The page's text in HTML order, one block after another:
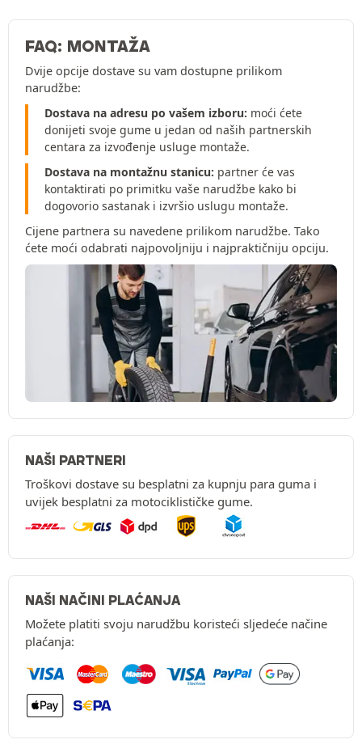
FAQ: MONTAŽA
Dvije opcije dostave su vam dostupne prilikom
narudžbe:
Dostava na adresu po vašem izboru: moći ćete
donijeti svoje gume u jedan od naših partnerskih
centara za izvođenje usluge montaže.
Dostava na montažnu stanicu: partner će vas
kontaktirati po primitku vaše narudžbe kako bi
dogovorio sastanak i izvršio uslugu montaže.
Cijene partnera su navedene prilikom narudžbe. Tako
ćete moći odabrati najpovoljniju i najpraktičniju opciju.
NAŠI PARTNERI
Troškovi dostave su besplatni za kupnju para guma i
uvijek besplatni za motociklističke gume.
NAŠI NAČINI PLAĆANJA
Možete platiti svoju narudžbu koristeći sljedeće načine
plaćanja: